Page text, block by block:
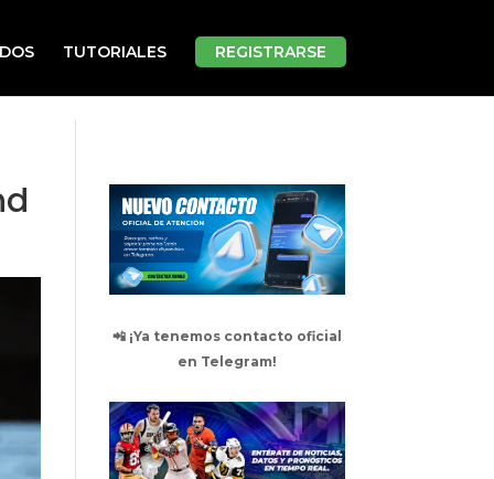
TUTORIALES REGISTRARSE
📲 ¡Ya tenemos contacto oficial
en Telegram!